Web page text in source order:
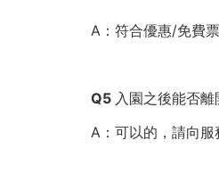
A：符合優惠/免費
Q5 入園之後能否離
A：可以的，請向服